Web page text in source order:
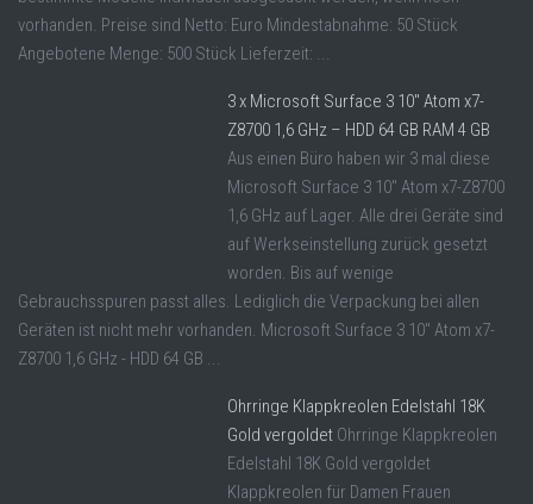
vorhanden. Preise sind Netto: Euro Mindestabnahme: 50 Stück
Angebotene Menge: 500 Stück Lieferzeit: ...
3 x Microsoft Surface 3 10″ Atom x7-
Z8700 1,6 GHz – HDD 64 GB RAM 4 GB
Aus einen Büro haben wir 3 mal diese
Microsoft Surface 3 10" Atom x7-Z8700
1,6 GHz auf Lager. Alle drei Geräte sind
auf Werkseinstellung zurück gesetzt
worden. Bis auf wenige
Gebrauchsspuren passt alles. Lediglich die Verpackung bei allen
Geräten ist nicht mehr vorhanden. Microsoft Surface 3 10" Atom x7-
Z8700 1,6 GHz - HDD 64 GB ...
Ohrringe Klappkreolen Edelstahl 18K
Gold vergoldet Ohrringe Klappkreolen
Edelstahl 18K Gold vergoldet
Klappkreolen für Damen Frauen